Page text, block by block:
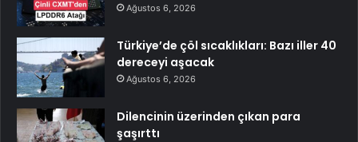
Ağustos 6, 2026
Türkiye’de çöl sıcaklıkları: Bazı iller 40
dereceyi aşacak
Ağustos 6, 2026
Dilencinin üzerinden çıkan para
şaşırttı